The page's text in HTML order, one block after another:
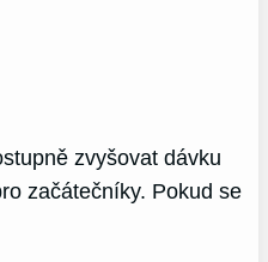
zvyšovat dávku
začátečníky. Pokud se